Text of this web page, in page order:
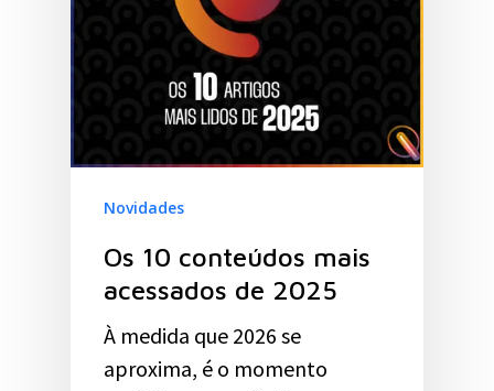
Novidades
Os 10 conteúdos mais
acessados de 2025
À medida que 2026 se
aproxima, é o momento